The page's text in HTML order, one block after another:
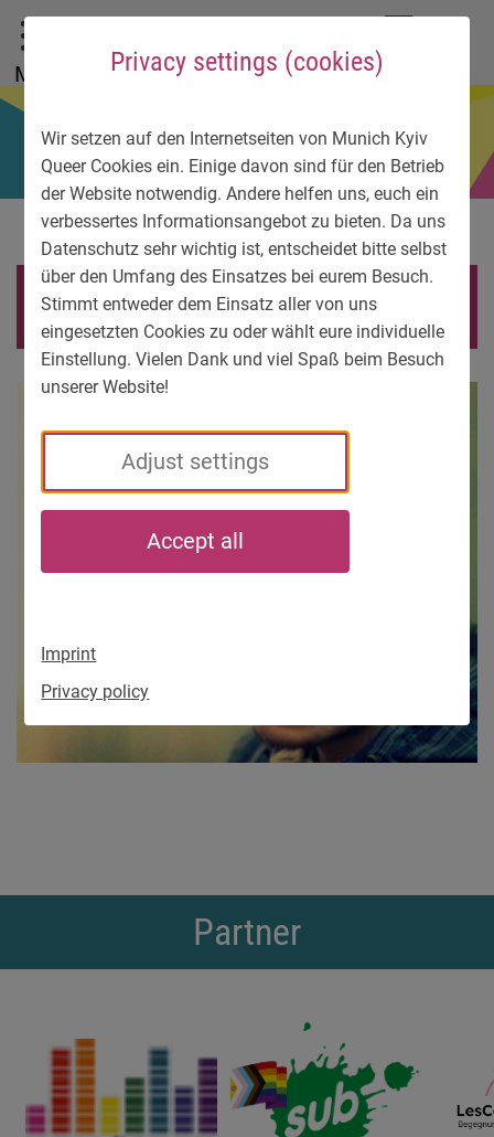
Privacy settings (cookies)
Wir setzen auf den Internetseiten von Munich Kyiv
Queer Cookies ein. Einige davon sind für den Betrieb
der Website notwendig. Andere helfen uns, euch ein
verbessertes Informationsangebot zu bieten. Da uns
Datenschutz sehr wichtig ist, entscheidet bitte selbst
über den Umfang des Einsatzes bei eurem Besuch.
Stimmt entweder dem Einsatz aller von uns
eingesetzten Cookies zu oder wählt eure individuelle
Einstellung. Vielen Dank und viel Spaß beim Besuch
unserer Website!
Adjust settings
Accept all
Imprint
Privacy policy
To main menu
To language menu
To search
To content
To service information
Menu
2012-12-18_28
Partner